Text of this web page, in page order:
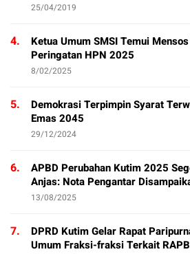
25/04/2019
4.
Ketua Umum SMSI Temui
Peringatan HPN 2025
8/02/2025
5.
Demokrasi Terpimpin Syarat
Emas 2045
29/12/2024
6.
APBD Perubahan Kutim 2025
Anjas: Nota Pengantar
13/08/2025
7.
DPRD Kutim Gelar Rapat
Umum Fraksi-fraksi Terkait